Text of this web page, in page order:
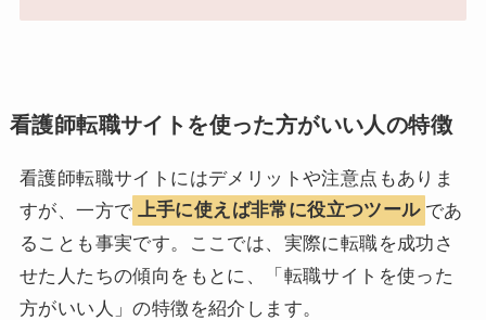
看護師転職サイトを使った方がいい人の特徴
看護師転職サイトにはデメリットや注意点もありま
すが、一方で 上手に使えば非常に役立つツール であ
ることも事実です。ここでは、実際に転職を成功さ
せた人たちの傾向をもとに、「転職サイトを使った
方がいい人」の特徴を紹介します。